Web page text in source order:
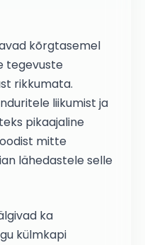
kõrgtasemel
tegevuste
rikkumata.
liikumist ja
pikaajaline
mitte
lähedastele selle
ka
külmkapi